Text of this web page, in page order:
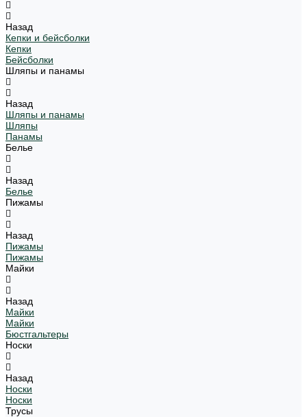
Назад
Кепки и бейсболки
Кепки
Бейсболки
Шляпы и панамы
Назад
Шляпы и панамы
Шляпы
Панамы
Белье
Назад
Белье
Пижамы
Назад
Пижамы
Пижамы
Майки
Назад
Майки
Майки
Бюстгальтеры
Носки
Назад
Носки
Носки
Трусы